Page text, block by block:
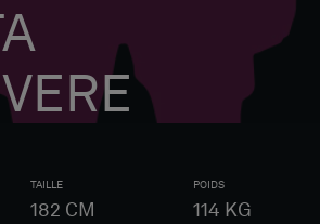
TAILLE
182 CM
POIDS
114 KG